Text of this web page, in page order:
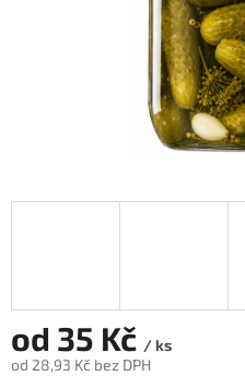
od 35 Kč / ks
od 28,93 Kč bez DPH